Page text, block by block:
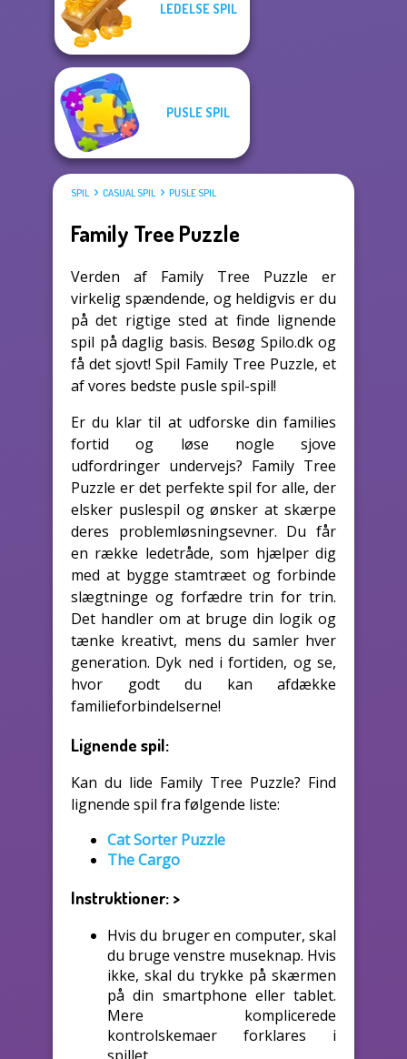
LEDELSE SPIL
PUSLE SPIL
SPIL CASUAL SPIL PUSLE SPIL
Family Tree Puzzle
Verden af Family Tree Puzzle er
virkelig spændende, og heldigvis er du
på det rigtige sted at finde lignende
spil på daglig basis. Besøg Spilo.dk og
få det sjovt! Spil Family Tree Puzzle, et
af vores bedste pusle spil-spil!
Er du klar til at udforske din families
fortid og løse nogle sjove
udfordringer undervejs? Family Tree
Puzzle er det perfekte spil for alle, der
elsker puslespil og ønsker at skærpe
deres problemløsningsevner. Du får
en række ledetråde, som hjælper dig
med at bygge stamtræet og forbinde
slægtninge og forfædre trin for trin.
Det handler om at bruge din logik og
tænke kreativt, mens du samler hver
generation. Dyk ned i fortiden, og se,
hvor godt du kan afdække
familieforbindelserne!
Lignende spil:
Kan du lide Family Tree Puzzle? Find
lignende spil fra følgende liste:
Cat Sorter Puzzle
The Cargo
Instruktioner: >
Hvis du bruger en computer, skal
du bruge venstre museknap. Hvis
ikke, skal du trykke på skærmen
på din smartphone eller tablet.
Mere komplicerede
kontrolskemaer forklares i